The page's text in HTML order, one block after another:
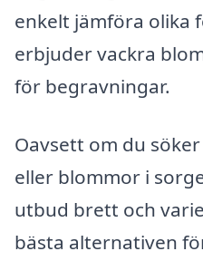
enkelt jämföra olika
erbjuder vackra
för begravningar.
Oavsett om du
eller blommor i
utbud brett och
bästa alternativen